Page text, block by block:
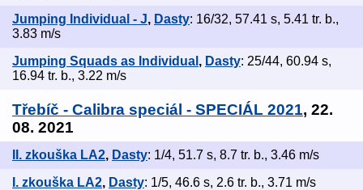
Jumping Individual - J, Dasty: 16/32, 57.41 s, 5.41 tr. b.,
3.83 m/s
Jumping Squads as Individual , Dasty: 25/44, 60.94 s,
16.94 tr. b., 3.22 m/s
Třebíč - Calibra speciál - SPECIÁL 2021, 22.
08. 2021
II. zkouška LA2, Dasty: 1/4, 51.7 s, 8.7 tr. b., 3.46 m/s
I. zkouška LA2, Dasty: 1/5, 46.6 s, 2.6 tr. b., 3.71 m/s